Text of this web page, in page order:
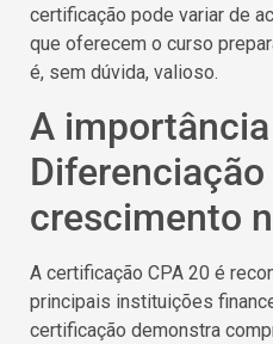
certificação pode variar de
que oferecem o curso
é, sem dúvida, valioso.
A
Diferenciação
crescimento
A certificação CPA 20 é
principais instituições
certificação demonstra